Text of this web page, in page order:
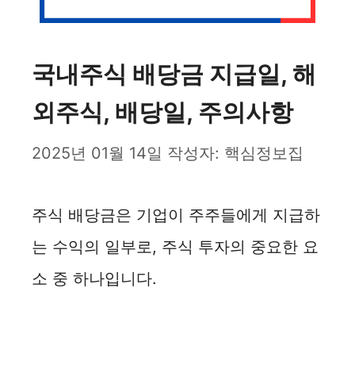
국내주식 배당금 지급일, 해
외주식, 배당일, 주의사항
2025년 01월 14일 작성자: 핵심정보집
주식 배당금은 기업이 주주들에게 지급하
는 수익의 일부로, 주식 투자의 중요한 요
소 중 하나입니다.